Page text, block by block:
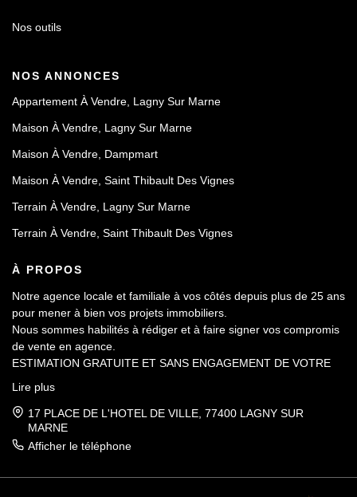
Nos outils
NOS ANNONCES
Appartement À Vendre, Lagny Sur Marne
Maison À Vendre, Lagny Sur Marne
Maison À Vendre, Dampmart
Maison À Vendre, Saint Thibault Des Vignes
Terrain À Vendre, Lagny Sur Marne
Terrain À Vendre, Saint Thibault Des Vignes
À PROPOS
Notre agence locale et familiale à vos côtés depuis plus de 25 ans
pour mener à bien vos projets immobiliers.
Nous sommes habilités à rédiger et à faire signer vos compromis
de vente en agence.
ESTIMATION GRATUITE ET SANS ENGAGEMENT DE VOTRE
Lire plus
17 PLACE DE L'HOTEL DE VILLE, 77400 LAGNY SUR
MARNE
Afficher le téléphone